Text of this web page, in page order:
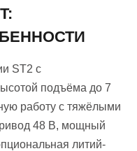
ST2 с
подъёма до 7
работу с тяжёлыми
48 В, мощный
литий-